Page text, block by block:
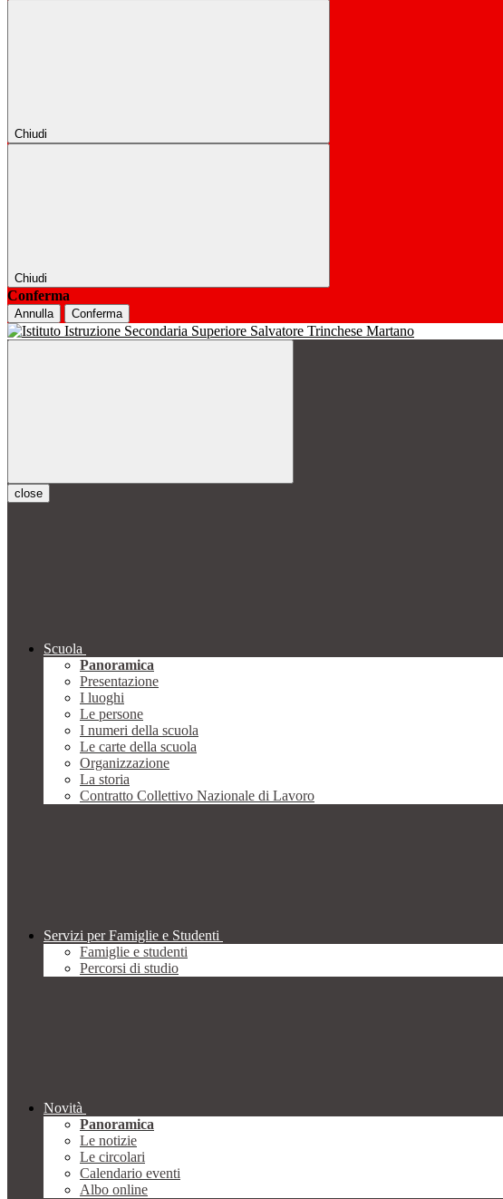
Chiudi
Chiudi
Conferma
Annulla Conferma
close
Scuola
Panoramica
Presentazione
I luoghi
Le persone
I numeri della scuola
Le carte della scuola
Organizzazione
La storia
Contratto Collettivo Nazionale di Lavoro
Servizi per Famiglie e Studenti
Famiglie e studenti
Percorsi di studio
Novità
Panoramica
Le notizie
Le circolari
Calendario eventi
Albo online